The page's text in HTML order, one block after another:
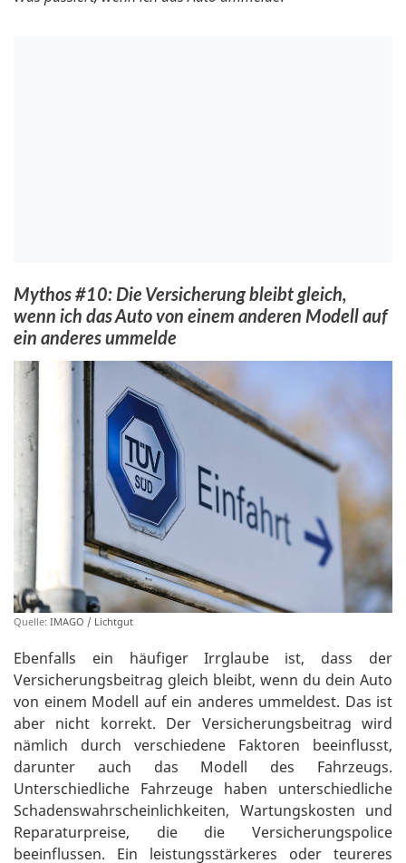
Mythos #10: Die Versicherung bleibt gleich,
wenn ich das Auto von einem anderen Modell auf
ein anderes ummelde
Quelle: IMAGO / Lichtgut
Ebenfalls ein häufiger Irrglaube ist, dass der
Versicherungsbeitrag gleich bleibt, wenn du dein Auto
von einem Modell auf ein anderes ummeldest. Das ist
aber nicht korrekt. Der Versicherungsbeitrag wird
nämlich durch verschiedene Faktoren beeinflusst,
darunter auch das Modell des Fahrzeugs.
Unterschiedliche Fahrzeuge haben unterschiedliche
Schadenswahrscheinlichkeiten, Wartungskosten und
Reparaturpreise, die die Versicherungspolice
beeinflussen. Ein leistungsstärkeres oder teureres